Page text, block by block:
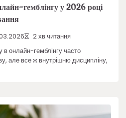
гемблінгу у 2026 році
2 хв читання
онлайн-гемблінгу часто
але все ж внутрішню дисципліну,